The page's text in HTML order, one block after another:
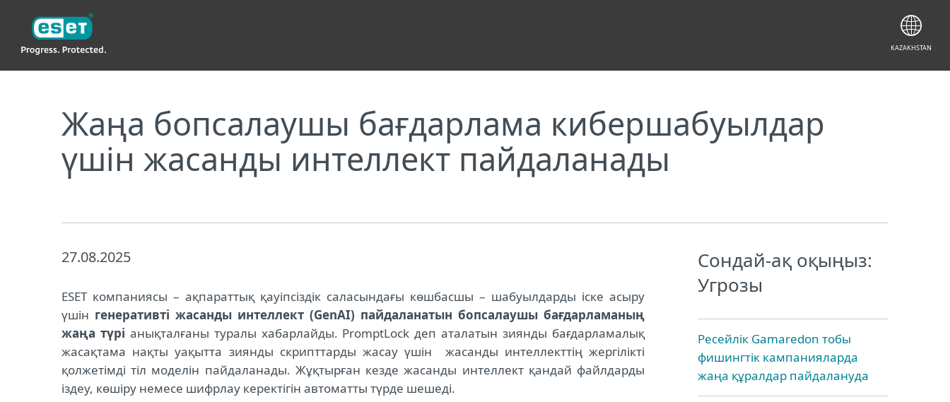
Жаңа бопсалаушы бағдарлама кибершабуылдар
үшін жасанды интеллект пайдаланады
27.08.2025
ESET компаниясы – ақпараттық қауіпсіздік саласындағы көшбасшы – шабуылдарды іске асыру
үшін генеративті жасанды интеллект (GenAI) пайдаланатын бопсалаушы бағдарламаның
жаңа түрі анықталғаны туралы хабарлайды. PromptLock деп аталатын зиянды бағдарламалық
жасақтама нақты уақытта зиянды скрипттарды жасау үшін жасанды интеллекттің жергілікті
қолжетімді тіл моделін пайдаланады. Жұқтырған кезде жасанды интеллект қандай файлдарды
іздеу, көшіру немесе шифрлау керектігін автоматты түрде шешеді.
Сондай-ақ оқыңыз:
Угрозы
Ресейлік Gamaredon тобы
фишингтік кампанияларда
жаңа құралдар пайдалануда
Жаңа бопсалаушы бағдарлама кибершабуылдар үшін жасанды интеллект пайдаланады
ESET
KAZAKHSTAN